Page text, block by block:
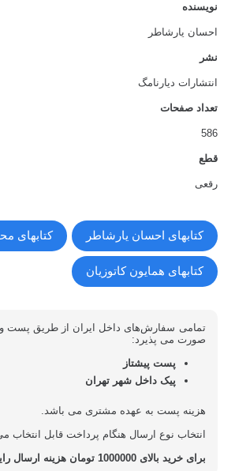
نویسنده
احسان یارشاطر
نشر
انتشارات دیارنامگ
تعداد صفحات
586
قطع
رقعی
کتابهای احسان یارشاطر کتابهای
کتابهای همایون کاتوزیان
تمامی سفارش‌های داخل ایران از طریق پست و
صورت می پذیرد:
پست پیشتاز
پیک داخل شهر تهران
هزینه پست به عهده مشتری می باشد.
انتخاب نوع ارسال هنگام پرداخت قابل انتخاب
برای خرید بالای 1000000 تومان هزینه ارسال رایگان می باشد.